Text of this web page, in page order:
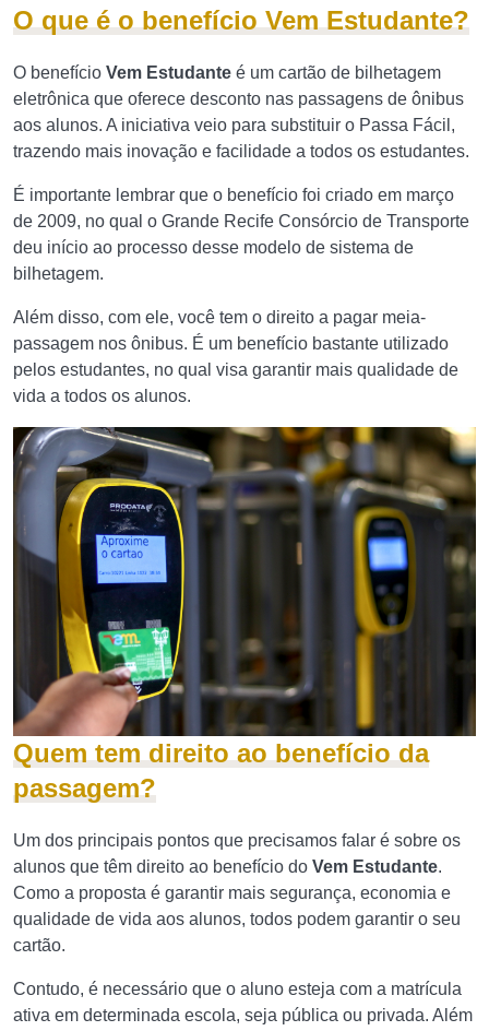
O que é o benefício Vem Estudante?
O benefício Vem Estudante é um cartão de bilhetagem
eletrônica que oferece desconto nas passagens de ônibus
aos alunos. A iniciativa veio para substituir o Passa Fácil,
trazendo mais inovação e facilidade a todos os estudantes.
É importante lembrar que o benefício foi criado em março
de 2009, no qual o Grande Recife Consórcio de Transporte
deu início ao processo desse modelo de sistema de
bilhetagem.
Além disso, com ele, você tem o direito a pagar meia-
passagem nos ônibus. É um benefício bastante utilizado
pelos estudantes, no qual visa garantir mais qualidade de
vida a todos os alunos.
Quem tem direito ao benefício da
passagem?
Um dos principais pontos que precisamos falar é sobre os
alunos que têm direito ao benefício do Vem Estudante.
Como a proposta é garantir mais segurança, economia e
qualidade de vida aos alunos, todos podem garantir o seu
cartão.
Contudo, é necessário que o aluno esteja com a matrícula
ativa em determinada escola, seja pública ou privada. Além